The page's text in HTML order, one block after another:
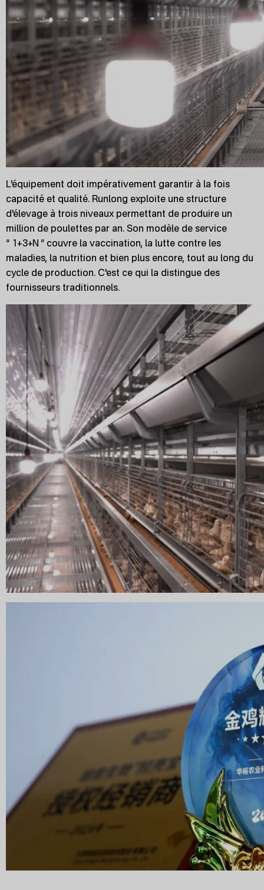
L'équipement doit impérativement garantir à la fois
capacité et qualité. Runlong exploite une structure
d'élevage à trois niveaux permettant de produire un
million de poulettes par an. Son modèle de service
“ 1+3+N ” couvre la vaccination, la lutte contre les
maladies, la nutrition et bien plus encore, tout au long du
cycle de production. C'est ce qui la distingue des
fournisseurs traditionnels.